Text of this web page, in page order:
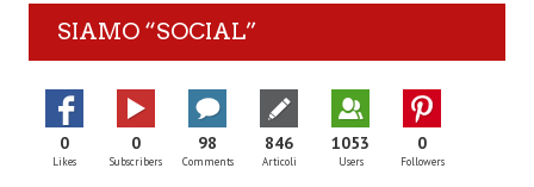
SIAMO “SOCIAL”
0
Likes
0
Subscribers
98
Comments
846
Articoli
1053
Users
0
Followers